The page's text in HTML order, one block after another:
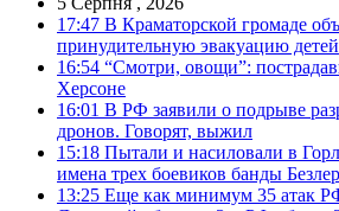
17:47 В Краматорской громаде
принудительную эвакуацию детей
16:54 “Смотри, овощи”:
Херсоне
16:01 В РФ заявили о подрыве
дронов. Говорят, выжил
15:18 Пытали и насиловали в
имена трех боевиков банды
13:25 Еще как минимум 35 атак